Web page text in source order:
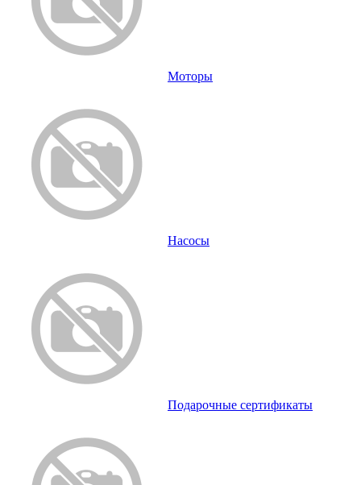
Моторы
Насосы
Подарочные сертификаты